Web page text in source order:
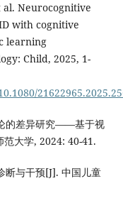
al. Neurocognitive
with cognitive
learning
Child, 2025, 1-
的差异研究——基于视
大学, 2024: 40-41.
断与干预[J]. 中国儿童